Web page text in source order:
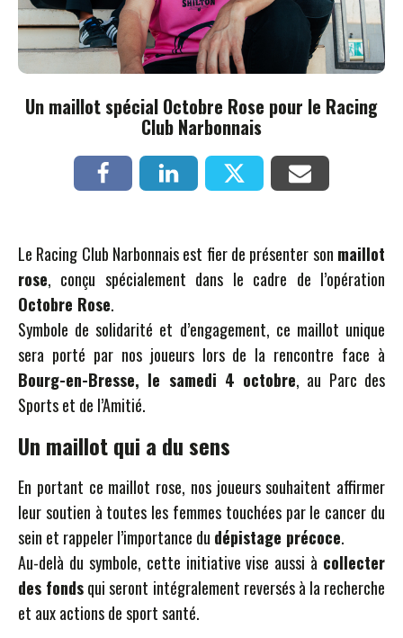
Un maillot spécial Octobre Rose pour le Racing
Club Narbonnais
Le Racing Club Narbonnais est fier de présenter son maillot
rose, conçu spécialement dans le cadre de l’opération
Octobre Rose.
Symbole de solidarité et d’engagement, ce maillot unique
sera porté par nos joueurs lors de la rencontre face à
Bourg-en-Bresse, le samedi 4 octobre, au Parc des
Sports et de l’Amitié.
Un maillot qui a du sens
En portant ce maillot rose, nos joueurs souhaitent affirmer
leur soutien à toutes les femmes touchées par le cancer du
sein et rappeler l’importance du dépistage précoce.
Au-delà du symbole, cette initiative vise aussi à collecter
des fondsqui seront intégralement reversés à la recherche
et aux actions de sport santé.